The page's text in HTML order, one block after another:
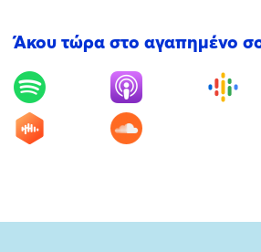
Άκου τώρα στο αγαπημένο